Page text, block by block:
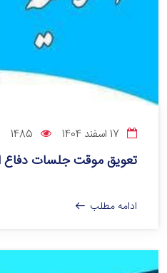
تعویق موقت جلسات دفاع
ادامه مطلب